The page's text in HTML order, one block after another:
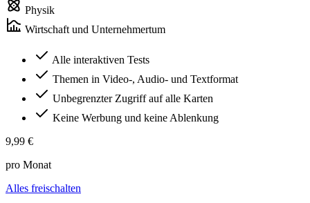
Physik
Wirtschaft und Unternehmertum
Alle interaktiven Tests
Themen in Video-, Audio- und Textformat
Unbegrenzter Zugriff auf alle Karten
Keine Werbung und keine Ablenkung
9,99 €
pro Monat
Alles freischalten